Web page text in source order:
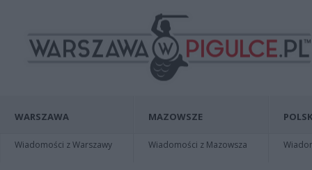
WARSZAWA
Wiadomości z Warszawy
MAZOWSZE
Wiadomości z Mazowsza